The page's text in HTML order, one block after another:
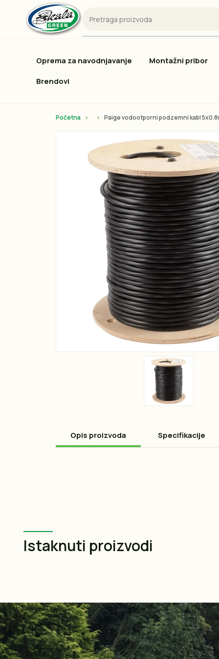
Oprema za navodnjavanje
Montažni pribor
Brendovi
Početna Paige vodootporni podzemni kabl
Opis proizvoda Specifikacije
Istaknuti proizvodi